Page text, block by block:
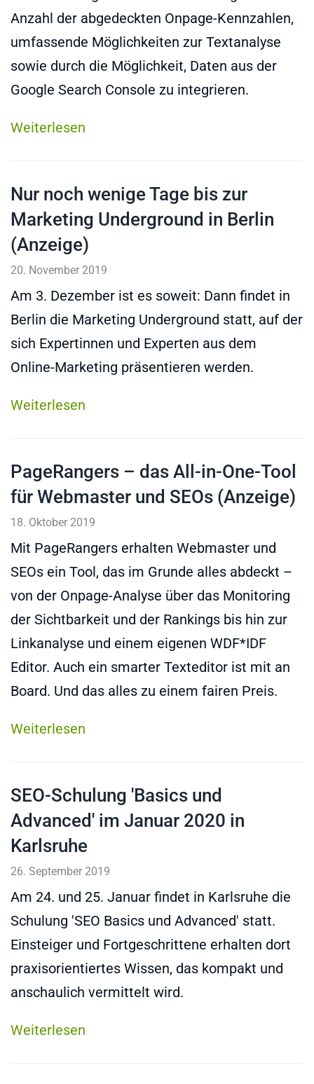
Anzahl der abgedeckten Onpage-Kennzahlen,
umfassende Möglichkeiten zur Textanalyse
sowie durch die Möglichkeit, Daten aus der
Google Search Console zu integrieren.
Weiterlesen
Nur noch wenige Tage bis zur
Marketing Underground in Berlin
(Anzeige)
20. November 2019
Am 3. Dezember ist es soweit: Dann findet in
Berlin die Marketing Underground statt, auf der
sich Expertinnen und Experten aus dem
Online-Marketing präsentieren werden.
Weiterlesen
PageRangers – das All-in-One-Tool
für Webmaster und SEOs (Anzeige)
18. Oktober 2019
Mit PageRangers erhalten Webmaster und
SEOs ein Tool, das im Grunde alles abdeckt –
von der Onpage-Analyse über das Monitoring
der Sichtbarkeit und der Rankings bis hin zur
Linkanalyse und einem eigenen WDF*IDF
Editor. Auch ein smarter Texteditor ist mit an
Board. Und das alles zu einem fairen Preis.
Weiterlesen
SEO-Schulung 'Basics und
Advanced' im Januar 2020 in
Karlsruhe
26. September 2019
Am 24. und 25. Januar findet in Karlsruhe die
Schulung 'SEO Basics und Advanced' statt.
Einsteiger und Fortgeschrittene erhalten dort
praxisorientiertes Wissen, das kompakt und
anschaulich vermittelt wird.
Weiterlesen